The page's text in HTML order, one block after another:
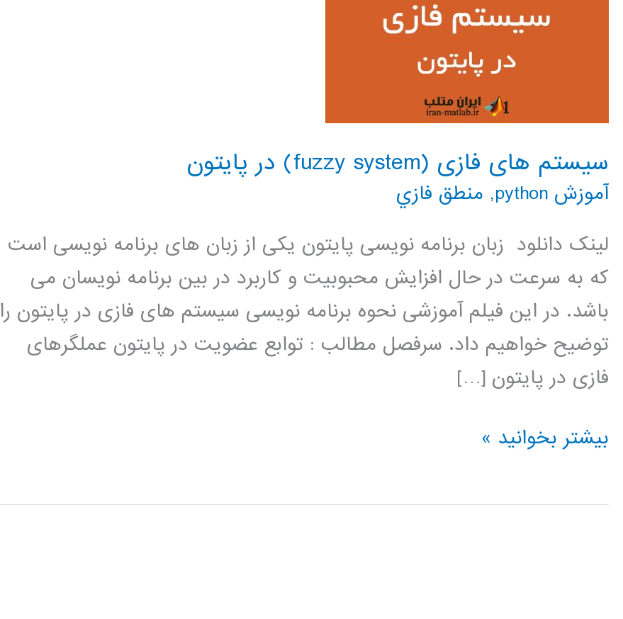
سیستم های فازی (fuzzy system) در پایتون
آموزش python , منطق فازي
لینک دانلود زبان برنامه نویسی پایتون یکی از زبان های برنامه نویسی است
که به سرعت در حال افزایش محبوبیت و کاربرد در بین برنامه نویسان می
باشد. در این فیلم آموزشی نحوه برنامه نویسی سیستم های فازی در پایتون را
توضیح خواهیم داد. سرفصل مطالب : توابع عضویت در پایتون عملگرهای
فازی در پایتون […]
سیستم
فازی
بیشتر بخوانید »